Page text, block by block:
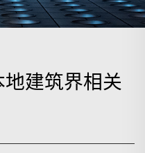
建筑界相关